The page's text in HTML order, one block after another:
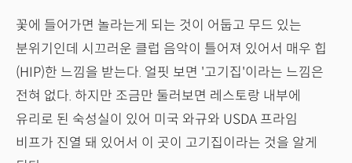
꽃에 들어가면 놀라는게 되는 것이 어둡고 무드 있는
분위기인데 시끄러운 클럽 음악이 틀어져 있어서 매우 힙
(HIP)한 느낌을 받는다. 얼핏 보면 '고기집'이라는 느낌은
전혀 없다. 하지만 조금만 둘러보면 레스토랑 내부에
유리로 된 숙성실이 있어 미국 와규와 USDA 프라임
비프가 진열 돼 있어서 이 곳이 고기집이라는 것을 알게